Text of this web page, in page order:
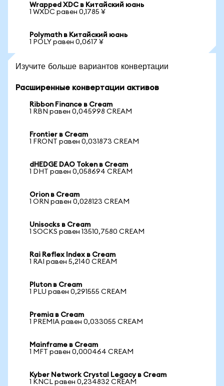
Wrapped XDC в Китайский юань
1 WXDC равен 0,1785 ¥
Polymath в Китайский юань
1 POLY равен 0,0617 ¥
Изучите больше вариантов конвертации
Расширенные конвертации активов
Ribbon Finance в Cream
1 RBN равен 0,045998 CREAM
Frontier в Cream
1 FRONT равен 0,031873 CREAM
dHEDGE DAO Token в Cream
1 DHT равен 0,058694 CREAM
Orion в Cream
1 ORN равен 0,028123 CREAM
Unisocks в Cream
1 SOCKS равен 13510,7580 CREAM
Rai Reflex Index в Cream
1 RAI равен 5,2140 CREAM
Pluton в Cream
1 PLU равен 0,291555 CREAM
Premia в Cream
1 PREMIA равен 0,033055 CREAM
Mainframe в Cream
1 MFT равен 0,000464 CREAM
Kyber Network Crystal Legacy в Cream
1 KNCL равен 0,234832 CREAM